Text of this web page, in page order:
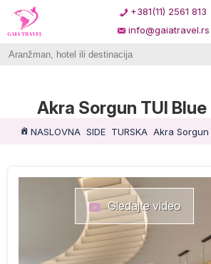
+381(11) 2561 813
info@gaiatravel.rs
Akra Sorgun TUI
NASLOVNA SIDE TURSKA Akra Sorgun
Gledajte video